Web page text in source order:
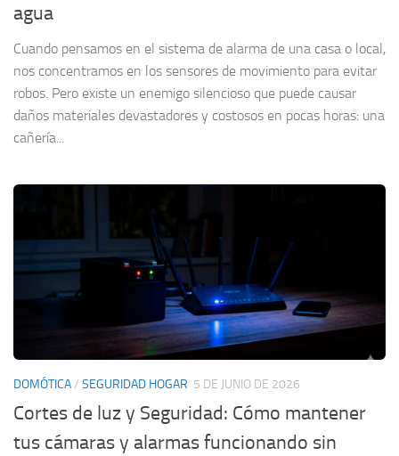
agua
Cuando pensamos en el sistema de alarma de una casa o local,
nos concentramos en los sensores de movimiento para evitar
robos. Pero existe un enemigo silencioso que puede causar
daños materiales devastadores y costosos en pocas horas: una
cañería...
DOMÓTICA/ SEGURIDAD HOGAR 5 DE JUNIO DE 2026
Cortes de luz y Seguridad: Cómo mantener
tus cámaras y alarmas funcionando sin